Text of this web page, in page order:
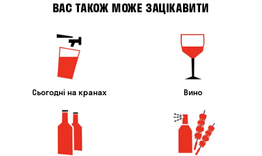
ВАС ТАКОЖ МОЖЕ ЗАЦІКАВИТИ
Сьогодні на кранах Вино